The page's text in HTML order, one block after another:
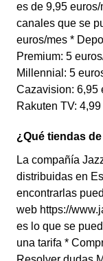
es de 9,95
canales que se
euros/mes *
Premium: 5
Millennial: 5
Cazavision: 6,95
Rakuten TV:
¿Qué tiendas
La compañía
distribuidas en
encontrarlas
web https://
es lo que se
una tarifa *